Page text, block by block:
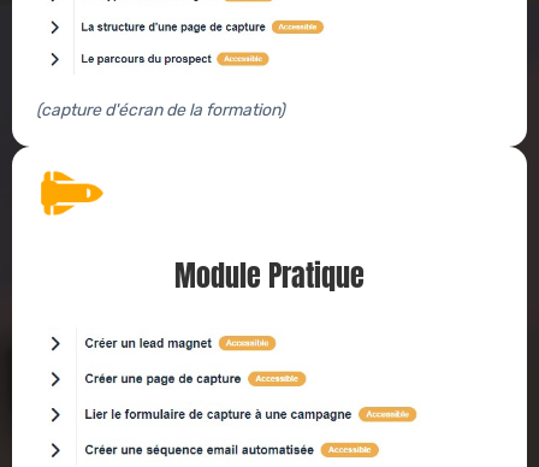
(capture d'écran de la formation)
Module Pratique